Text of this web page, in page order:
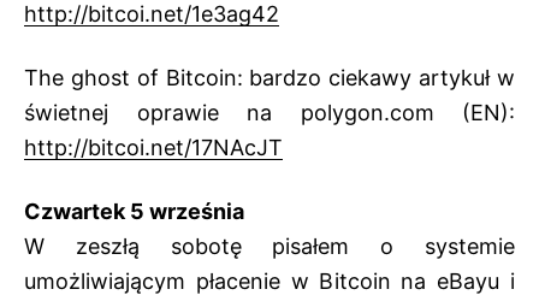
http://bitcoi.net/1e3ag42
The ghost of Bitcoin: bardzo ciekawy artykuł w
świetnej oprawie na polygon.com (EN):
http://bitcoi.net/17NAcJT
Czwartek 5 września
W zeszłą sobotę pisałem o systemie
umożliwiającym płacenie w Bitcoin na eBayu i